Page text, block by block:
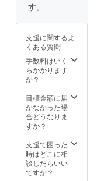
す。 1
り7,400
円でお
得で
す！ ※
消費
料込み
※仕様、
デザイ
ン等、
ため、
一部変
更にな
る場合
す。
支援に関するよ
くある質問
手数料はいく
らかかります
か？
目標金額に届
かなかった場
合どうなりま
すか？
支援で困った
時はどこに相
談したらいい
ですか？